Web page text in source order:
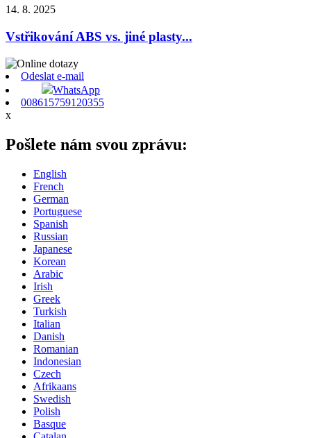
14. 8. 2025
Vstřikování ABS vs. jiné plasty...
Odeslat e-mail
WhatsApp
008615759120355
x
Pošlete nám svou zprávu:
English
French
German
Portuguese
Spanish
Russian
Japanese
Korean
Arabic
Irish
Greek
Turkish
Italian
Danish
Romanian
Indonesian
Czech
Afrikaans
Swedish
Polish
Basque